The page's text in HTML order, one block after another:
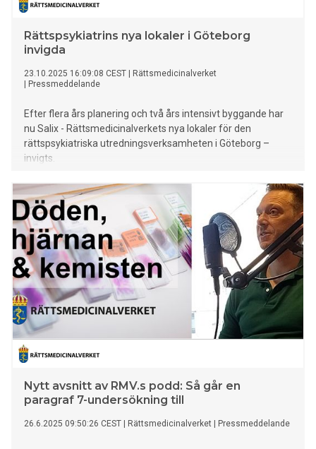
Rättspsykiatrins nya lokaler i Göteborg
invigda
23.10.2025 16:09:08 CEST
Rättsmedicinalverket
Pressmeddelande
Efter flera års planering och två års intensivt byggande har
nu Salix - Rättsmedicinalverkets nya lokaler för den
rättspsykiatriska utredningsverksamheten i Göteborg –
invigts.
Nytt avsnitt av RMV.s podd: Så går en
paragraf 7-undersökning till
26.6.2025 09:50:26 CEST Rättsmedicinalverket Pressmeddelande